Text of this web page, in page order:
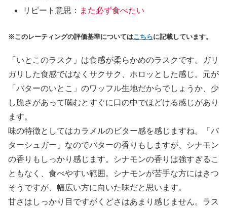
リピート意思： また必ず食べたい
※このレーティングの評価基準についてはこちらに記載しています。
「いとこのラスク」は食感が柔らかめのラスクです。ガリ
ガリした食感ではなくサクサク、ホロッとした感じ。元が
「バターのいとこ」のワッフル生地だからでしょうか、少
し脆さがあって噛むとすぐに口の中でほどける感じがあり
ます。
味の特徴としてはカラメルのビター感を感じますね。「バ
ターシュガー」なのでバターの香りもしますが、シナモン
の香りもしっかり感じます。シナモンの香りは強すぎるこ
ともなく、食べやすい範囲。シナモンが苦手な方にはきつ
そうですが、幅広い方に向いた味だと思います。
甘さはしっかり目ですがくどさはあまり感じません。ラス